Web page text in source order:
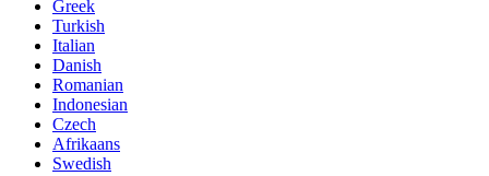
Greek
Turkish
Italian
Danish
Romanian
Indonesian
Czech
Afrikaans
Swedish